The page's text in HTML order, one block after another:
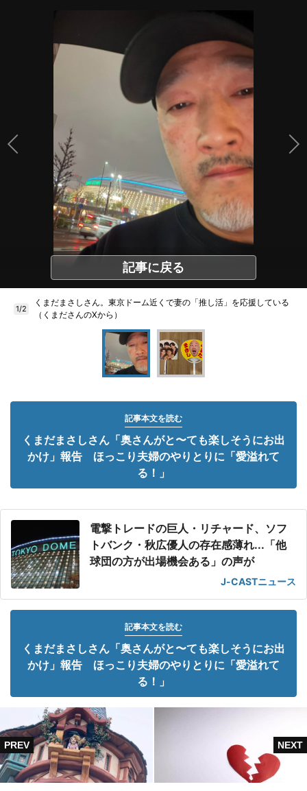
記事に戻る
1/2
くまだまさしさん。東京ドーム近くで妻の「推し活」を応援している
（くまださんのXから）
記事本文を読む
くまだまさしさん「奥さんがと〜ても楽しそうにお出
かけ」報告 ほっこり夫婦のやりとりに「愛溢れて
る！」
電撃トレードの巨人・リチャード、ソフ
トバンク・秋広優人の存在感薄れ...「他
球団の方が出場機会ある」の声が
J-CASTニュース
記事本文を読む
くまだまさしさん「奥さんがと〜ても楽しそうにお出
かけ」報告 ほっこり夫婦のやりとりに「愛溢れて
る！」